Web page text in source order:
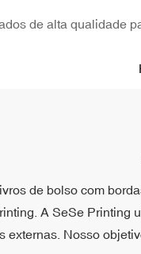
de alta qualidade
de bolso com
A SeSe Printing
externas. Nosso